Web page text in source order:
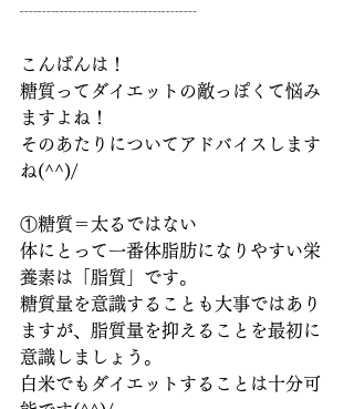
┈┈┈┈┈┈┈┈┈┈
こんばんは！
糖質ってダイエットの敵っぽくて悩み
ますよね！
そのあたりについてアドバイスします
ね(^^)/
①糖質＝太るではない
体にとって一番体脂肪になりやすい栄
養素は「脂質」です。
糖質量を意識することも大事ではあり
ますが、脂質量を抑えることを最初に
意識しましょう。
白米でもダイエットすることは十分可